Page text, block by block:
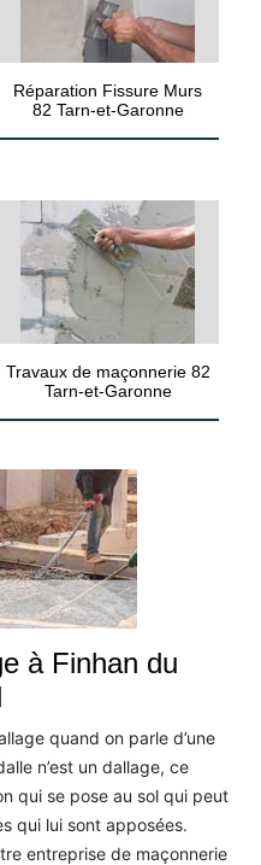
Réparation Fissure Murs
82 Tarn-et-Garonne
Travaux de maçonnerie 82
Tarn-et-Garonne
à Finhan du
quand on parle d’une
n’est un dallage, ce
qui se pose au sol qui peut
qui lui sont apposées.
entreprise de maçonnerie